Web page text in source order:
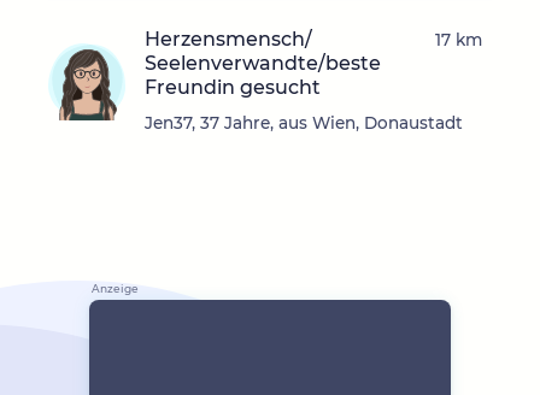
Herzensmensch/
Seelenverwandte/beste
Freundin gesucht
Jen37, 37 Jahre, aus Wien, Donaustadt
17 km